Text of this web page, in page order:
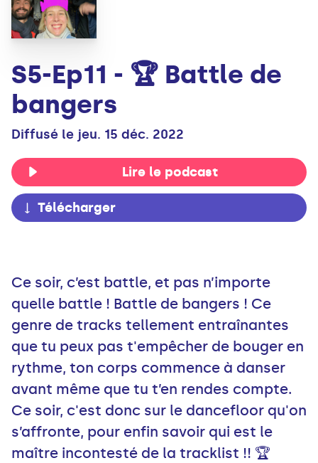
S5-Ep11 - 🏆 Battle de
bangers
Diffusé le jeu. 15 déc. 2022
Lire le podcast
Télécharger
Ce soir, c’est battle, et pas n’importe
quelle battle ! Battle de bangers ! Ce
genre de tracks tellement entraînantes
que tu peux pas t'empêcher de bouger en
rythme, ton corps commence à danser
avant même que tu t’en rendes compte.
Ce soir, c'est donc sur le dancefloor qu'on
s’affronte, pour enfin savoir qui est le
maître incontesté de la tracklist !! 🏆